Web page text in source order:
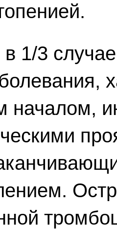
1/3
началом,